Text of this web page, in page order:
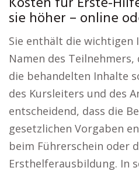
sie höher – online
Sie enthält die wichtigen
Namen des Teilnehmers,
die behandelten Inhalte
des Kursleiters und des
entscheidend, dass die
gesetzlichen Vorgaben
beim Führerschein oder
Ersthelferausbildung. In